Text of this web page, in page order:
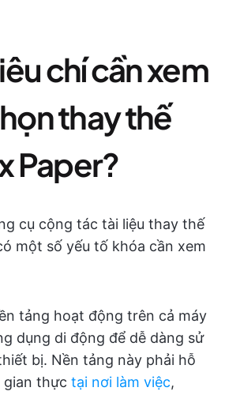
chí cần xem
thay thế
Paper?
cụ cộng tác tài liệu thay thế
một số yếu tố khóa cần xem
tảng hoạt động trên cả máy
dụng di động để dễ dàng sử
bị. Nền tảng này phải hỗ
gian thực tại nơi làm việc,